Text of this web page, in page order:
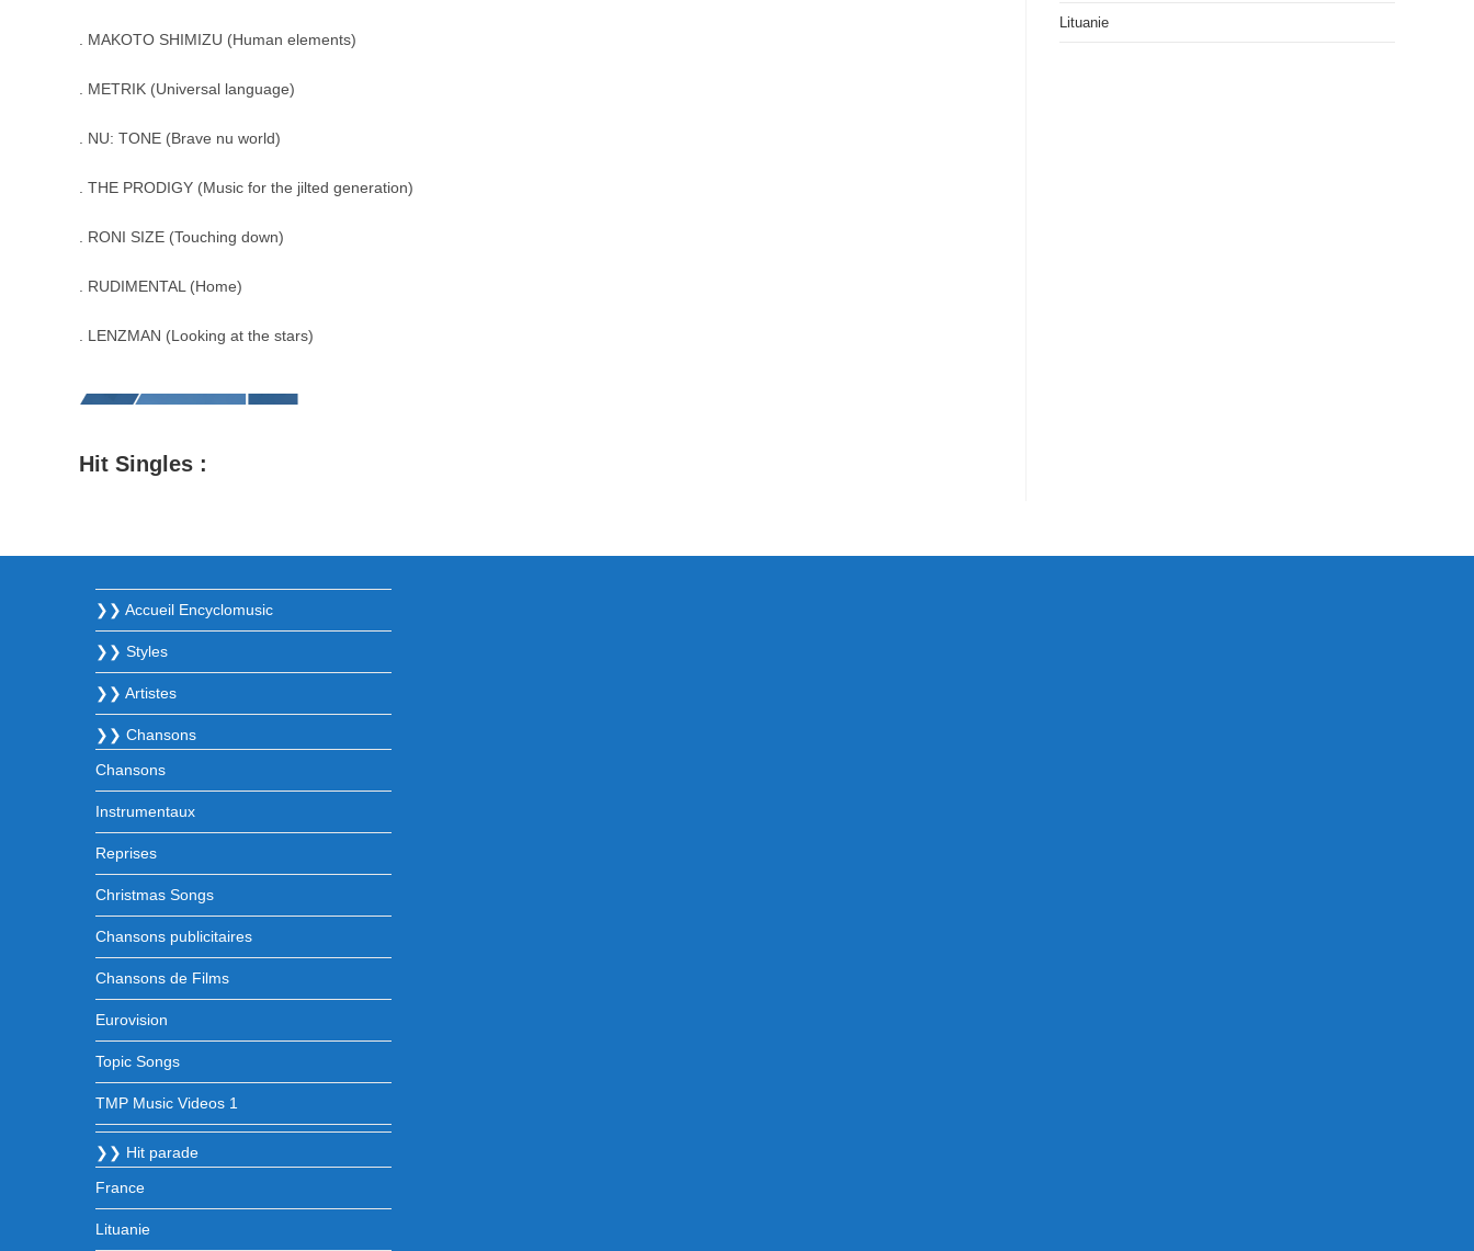
. MAKOTO SHIMIZU (Human elements)
. METRIK (Universal language)
. NU: TONE (Brave nu world)
. THE PRODIGY (Music for the jilted generation)
. RONI SIZE (Touching down)
. RUDIMENTAL (Home)
. LENZMAN (Looking at the stars)
Hit Singles :
Lituanie
❯❯ Accueil Encyclomusic
❯❯ Styles
❯❯ Artistes
❯❯ Chansons
Chansons
Instrumentaux
Reprises
Christmas Songs
Chansons publicitaires
Chansons de Films
Eurovision
Topic Songs
TMP Music Videos 1
❯❯ Hit parade
France
Lituanie